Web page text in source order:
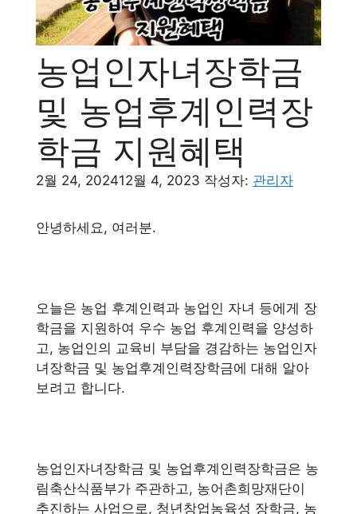
농업인자녀장학금
및 농업후계인력장
학금 지원혜택
2월 24, 202412월 4, 2023 작성자: 관리자
안녕하세요, 여러분.
오늘은 농업 후계인력과 농업인 자녀 등에게 장
학금을 지원하여 우수 농업 후계인력을 양성하
고, 농업인의 교육비 부담을 경감하는 농업인자
녀장학금 및 농업후계인력장학금에 대해 알아
보려고 합니다.
농업인자녀장학금 및 농업후계인력장학금은 농
림축산식품부가 주관하고, 농어촌희망재단이
추진하는 사업으로, 청년창업농육성 장학금, 농